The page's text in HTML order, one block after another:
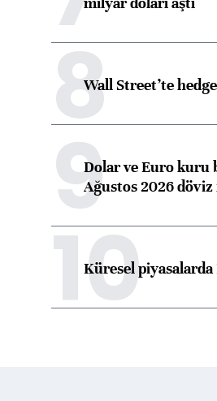
8Wall Street’te
9Dolar ve Euro kuru
Ağustos 2026
10
Küresel